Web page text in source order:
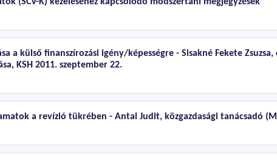
a külső finanszírozási igény/képességre - Sisakné Fekete
KSH 2011. szeptember 22.
a revízió tükrében - Antal Judit, közgazdasági tanácsadó